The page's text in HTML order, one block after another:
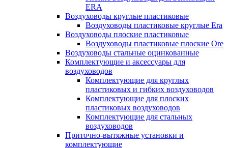
ERA
Воздуховоды круглые пластиковые
Воздуховоды пластиковые круглые Era
Воздуховоды плоские пластиковые
Воздуховоды пластиковые плоские Ore
Воздуховоды стальные оцинкованные
Комплектующие и аксессуары для
воздуховодов
Комплектующие для круглых
пластиковых и гибких воздуховодов
Комплектующие для плоских
пластиковых воздуховодов
Комплектующие для стальных
воздуховодов
Приточно-вытяжные установки и
комплектующие